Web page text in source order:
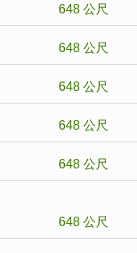
648 公尺
648 公尺
648 公尺
648 公尺
648 公尺
648 公尺